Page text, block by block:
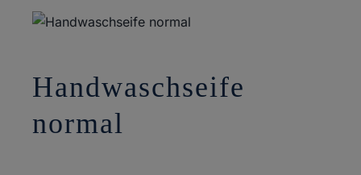
Handwaschseife
normal